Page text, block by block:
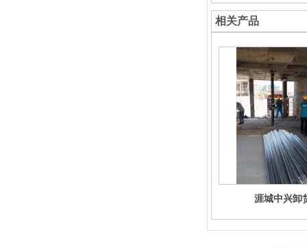
相关产品
涯城中兴卸